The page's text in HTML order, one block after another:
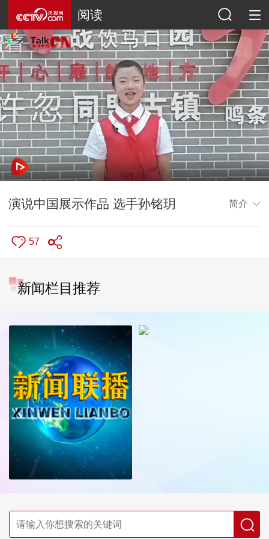
阅读
演说中国展示作品 选手孙铭玥 简介
57
新闻栏目推荐